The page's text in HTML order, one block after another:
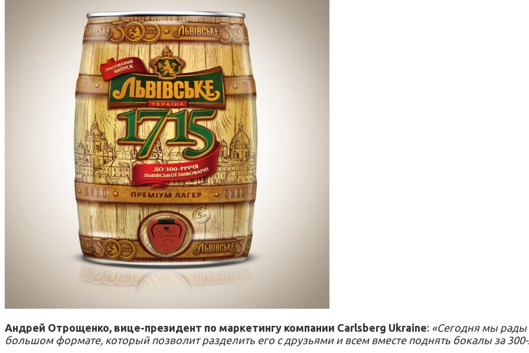
Андрей Отрощенко, вице-президент по маркетингу компании Carlsberg Ukraine: «Сегодня мы рады
большом формате, который позволит разделить его с друзьями и всем вместе поднять бокалы за